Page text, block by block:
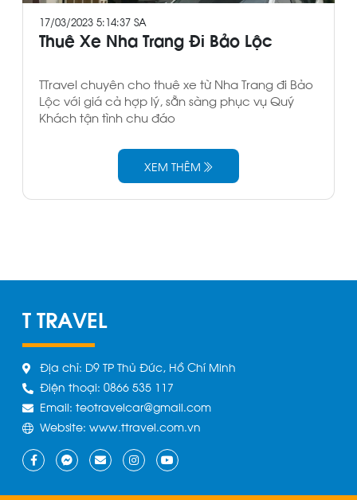
17/03/2023 5:14:37 SA
Thuê Xe Nha Trang Đi Bảo Lộc
TTravel chuyên cho thuê xe từ Nha Trang đi Bảo
Lộc với giá cả hợp lý, sẵn sàng phục vụ Quý
Khách tận tình chu đáo
XEM THÊM
T TRAVEL
Địa chỉ: D9 TP Thủ Đức, Hồ Chí Minh
Điện thoại: 0866 535 117
Email: teotravelcar@gmail.com
Website: www.ttravel.com.vn